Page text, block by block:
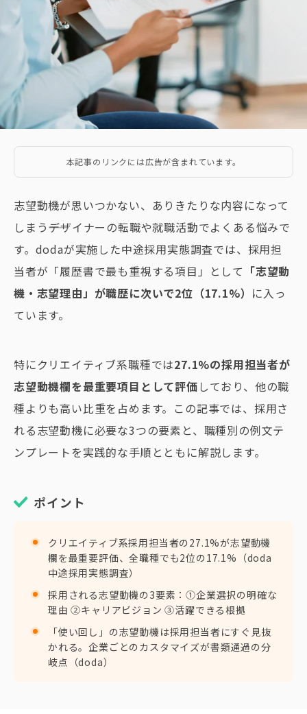
本記事のリンクには広告が含まれています。
志望動機が思いつかない、ありきたりな内容になって
しまう――デザイナーの転職や就職活動でよくある悩みで
す。dodaが実施した中途採用実態調査では、採用担
当者が「履歴書で最も重視する項目」として 「志望動
機・志望理由」が職歴に次いで2位（17.1%） に入っ
ています。
特にクリエイティブ系職種では27.1%の採用担当者が
志望動機欄を最重要項目として評価 しており、他の職
種よりも高い比重を占めます。この記事では、採用さ
れる志望動機に必要な3つの要素と、職種別の例文テ
ンプレートを実践的な手順とともに解説します。
ポイント
クリエイティブ系採用担当者の27.1%が志望動機
欄を最重要評価、全職種でも2位の17.1%（doda
中途採用実態調査）
採用される志望動機の3要素：①企業選択の明確な
理由 ②キャリアビジョン ③活躍できる根拠
「使い回し」の志望動機は採用担当者にすぐ見抜
かれる。企業ごとのカスタマイズが書類通過の分
岐点（doda）